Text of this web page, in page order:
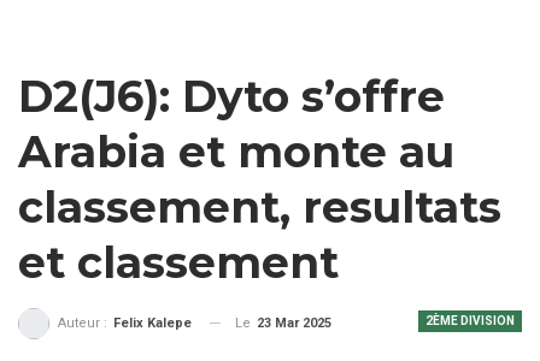
D2(J6): Dyto s’offre
Arabia et monte au
classement, resultats
et classement
2ÈME DIVISION
Auteur : Felix Kalepe Le 23 Mar 2025